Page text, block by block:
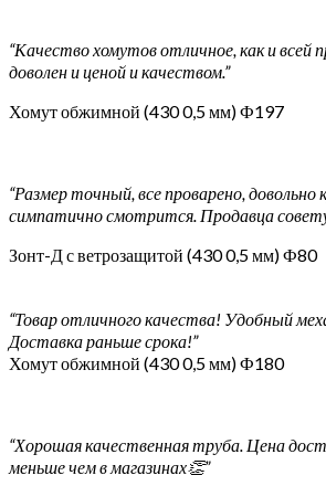
“Качество хомутов отличное, как и всей
доволен и ценой и качеством.”
Хомут обжимной (430 0,5 мм) Ф197
“Размер точный, все проварено, довольно
симпатично смотрится. Продавца
Зонт-Д с ветрозащитой (430 0,5 мм) Ф80
“Товар отличного качества! Удобный
Доставка раньше срока!”
Хомут обжимной (430 0,5 мм) Ф180
“Хорошая качественная труба. Цена
меньше чем в магазинах👏”